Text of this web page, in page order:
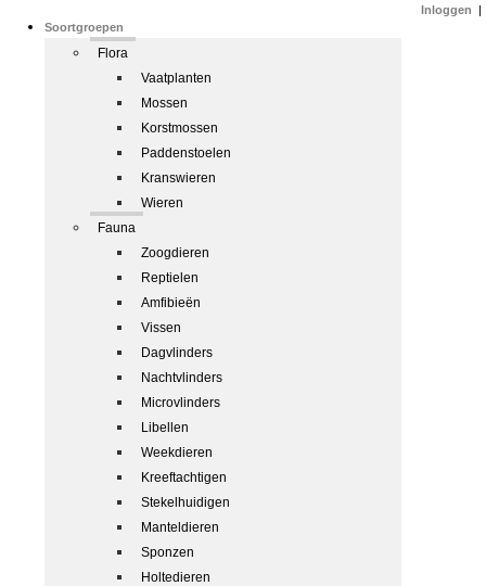
Soortgroepen
Flora
Vaatplanten
Mossen
Korstmossen
Paddenstoelen
Kranswieren
Wieren
Fauna
Zoogdieren
Reptielen
Amfibieën
Vissen
Dagvlinders
Nachtvlinders
Microvlinders
Libellen
Weekdieren
Kreeftachtigen
Stekelhuidigen
Manteldieren
Sponzen
Holtedieren
Inloggen |